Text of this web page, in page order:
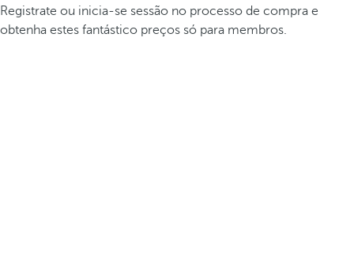
Registrate ou inicia-se sessão no processo de compra e
obtenha estes fantástico preços só para membros.